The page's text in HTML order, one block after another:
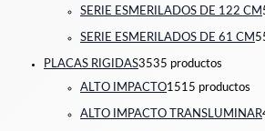
SERIE ESMERILADOS DE 122 CM
SERIE ESMERILADOS DE 61 CM 5
PLACAS RIGIDAS3535 productos
ALTO IMPACTO1515 productos
ALTO IMPACTO TRANSLUMINAR